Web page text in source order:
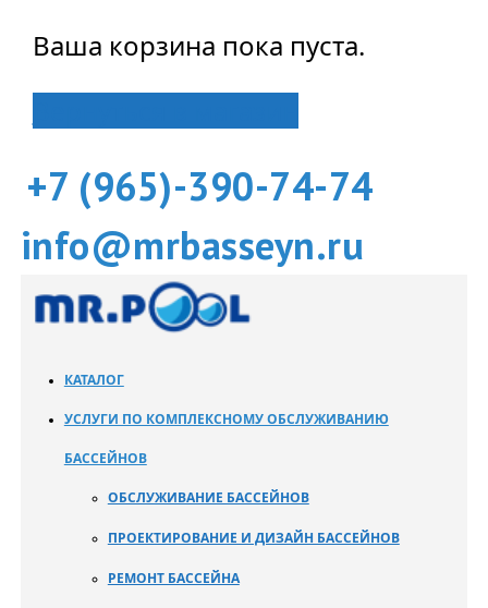
Ваша корзина пока пуста.
+7 (965)-390-74-74
info@mrbasseyn.ru
КАТАЛОГ
УСЛУГИ ПО КОМПЛЕКСНОМУ ОБСЛУЖИВАНИЮ
БАССЕЙНОВ
ОБСЛУЖИВАНИЕ БАССЕЙНОВ
ПРОЕКТИРОВАНИЕ И ДИЗАЙН БАССЕЙНОВ
РЕМОНТ БАССЕЙНА